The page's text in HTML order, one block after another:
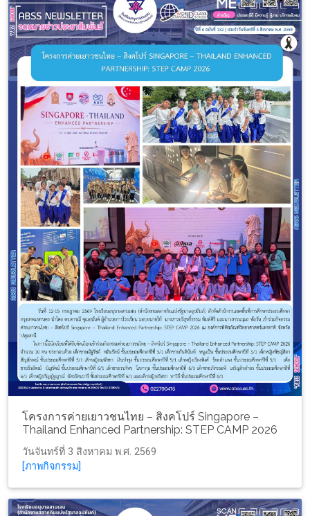
โครงการค่ายเยาวชนไทย – สิงคโปร์ Singapore –
Thailand Enhanced Partnership: STEP CAMP 2026
วันจันทร์ที่ 3 สิงหาคม พ.ศ. 2569
[ภาพกิจกรรม]